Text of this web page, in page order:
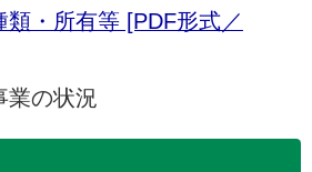
類・所有等 [PDF形式／
業の状況